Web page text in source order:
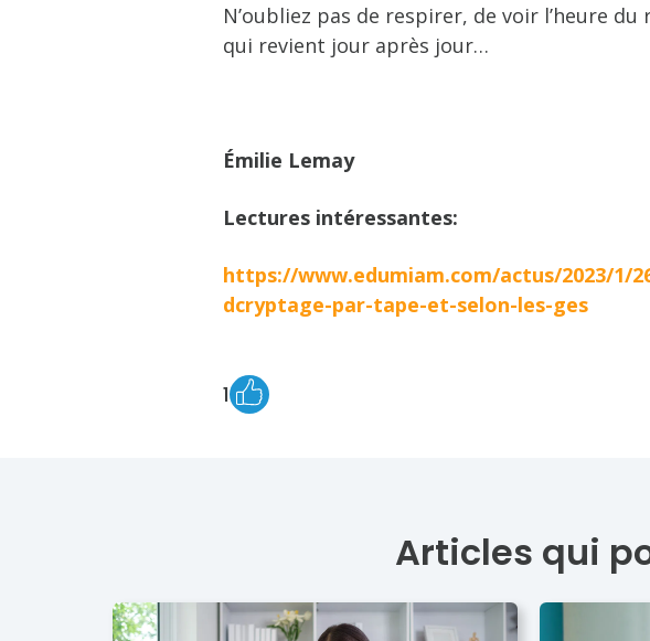
N’oubliez pas de respirer, de voir l’heure
qui revient jour après jour…
Émilie Lemay
Lectures intéressantes:
https://www.edumiam.com/actus/2023/1/
dcryptage-par-tape-et-selon-les-ges
1
Articles qui